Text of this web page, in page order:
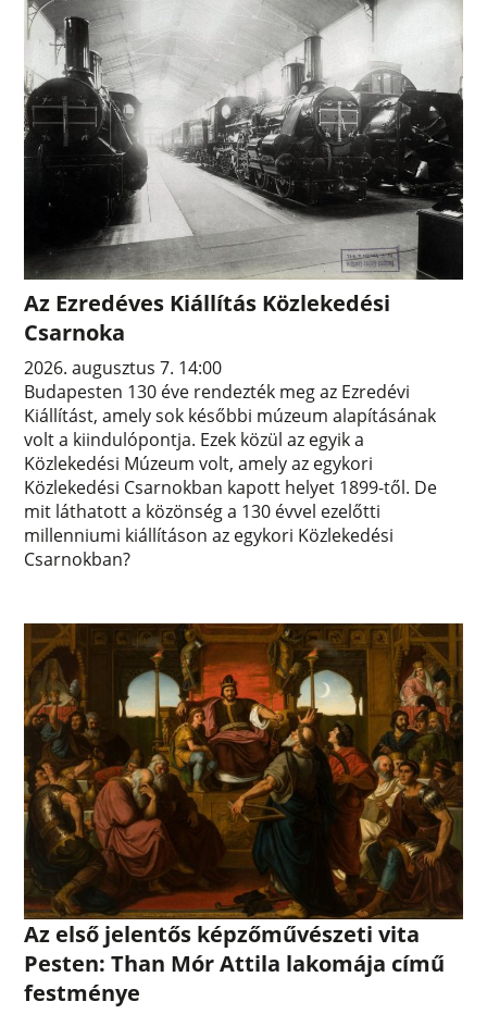
Az Ezredéves Kiállítás Közlekedési
Csarnoka
2026. augusztus 7. 14:00
Budapesten 130 éve rendezték meg az Ezredévi
Kiállítást, amely sok későbbi múzeum alapításának
volt a kiindulópontja. Ezek közül az egyik a
Közlekedési Múzeum volt, amely az egykori
Közlekedési Csarnokban kapott helyet 1899-től. De
mit láthatott a közönség a 130 évvel ezelőtti
millenniumi kiállításon az egykori Közlekedési
Csarnokban?
Az első jelentős képzőművészeti vita
Pesten: Than Mór Attila lakomája című
festménye